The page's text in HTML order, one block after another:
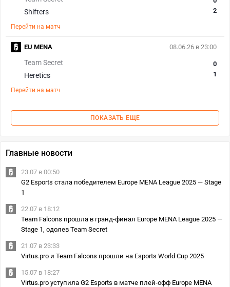
Shifters
2
Перейти на матч
08.06.26 в 23:00
Team Secret
Heretics
0
1
Перейти на матч
EU MENA
ПОКАЗАТЬ ЕЩЕ
Главные новости
23.07 в 00:50
G2 Esports стала победителем Europe MENA League 2025 — Stage
1
22.07 в 18:12
Team Falcons прошла в гранд-финал Europe MENA League 2025 —
Stage 1, одолев Team Secret
21.07 в 23:33
Virtus.pro и Team Falcons прошли на Esports World Cup 2025
15.07 в 18:27
Virtus.pro уступила G2 Esports в матче плей-офф Europe MENA